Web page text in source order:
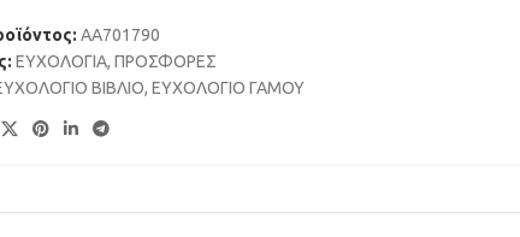
AA701790
ΕΥΧΟΛΟΓΙΑ, ΠΡΟΣΦΟΡΕΣ
ΒΙΒΛΙΟ, ΕΥΧΟΛΟΓΙΟ ΓΑΜΟΥ